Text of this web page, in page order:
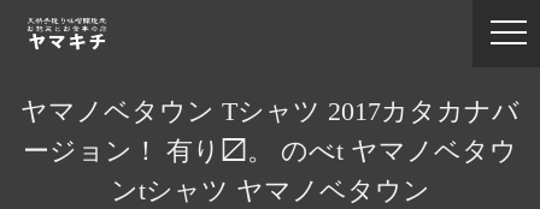
ヤマノベタウン Tシャツ 2017カタカナバ
ージョン！ 有り〼。 のべt ヤマノベタウ
ンtシャツ ヤマノベタウン